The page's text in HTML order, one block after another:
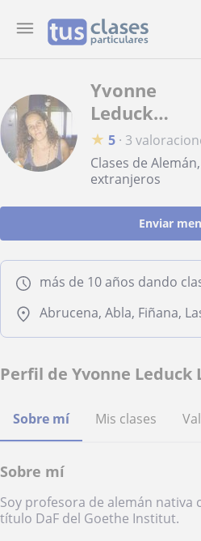
Yvonne
Leduck
Leduck
★ 5 · 3
Clases de
extranjeros
Enviar
más de 10 años dando
Perfil de Yvonne Leduck
Sobre mí Mis clases
Sobre mí
Soy profesora de alemán nativa
título DaF del Goethe Institut.